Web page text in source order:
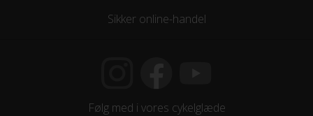
Shimano Claris FC-RS200, 50x34 T
Sikker online-handel
Følg med i vores cykelglæde